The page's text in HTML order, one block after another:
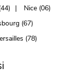
Nice (06)
(67)
(78)